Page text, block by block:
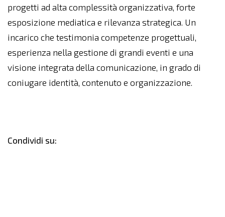
progetti ad alta complessità organizzativa, forte
esposizione mediatica e rilevanza strategica. Un
incarico che testimonia competenze progettuali,
esperienza nella gestione di grandi eventi e una
visione integrata della comunicazione, in grado di
coniugare identità, contenuto e organizzazione.
Condividi su: